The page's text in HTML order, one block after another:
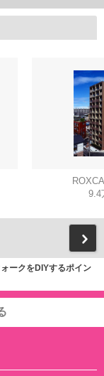
9.4
ークをDIYするポイン